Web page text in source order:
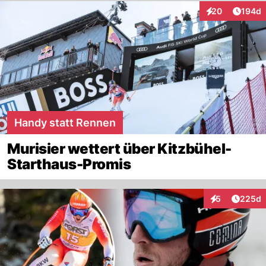
20
Interaktionen
194d
Handy statt Rennen
Murisier wettert über Kitzbühel-
Starthaus-Promis
5
Interaktionen
225d